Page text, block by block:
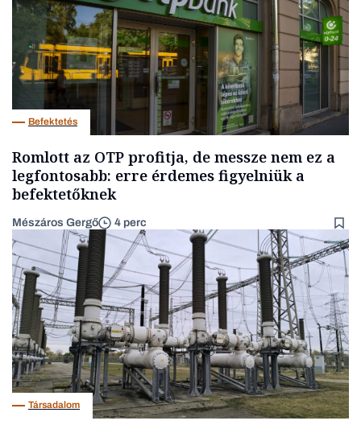
Befektetés
Romlott az OTP profitja, de messze nem ez a
legfontosabb: erre érdemes figyelniük a
befektetőknek
Mészáros Gergő 4 perc
Társadalom